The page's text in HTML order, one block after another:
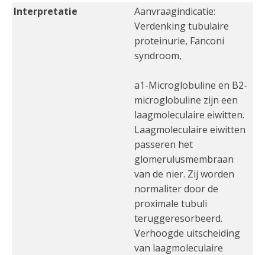
Interpretatie
Aanvraagindicatie:
Verdenking tubulaire
proteinurie, Fanconi
syndroom,
a1-Microglobuline en B2-
microglobuline zijn een
laagmoleculaire eiwitten.
Laagmoleculaire eiwitten
passeren het
glomerulusmembraan
van de nier. Zij worden
normaliter door de
proximale tubuli
teruggeresorbeerd.
Verhoogde uitscheiding
van laagmoleculaire